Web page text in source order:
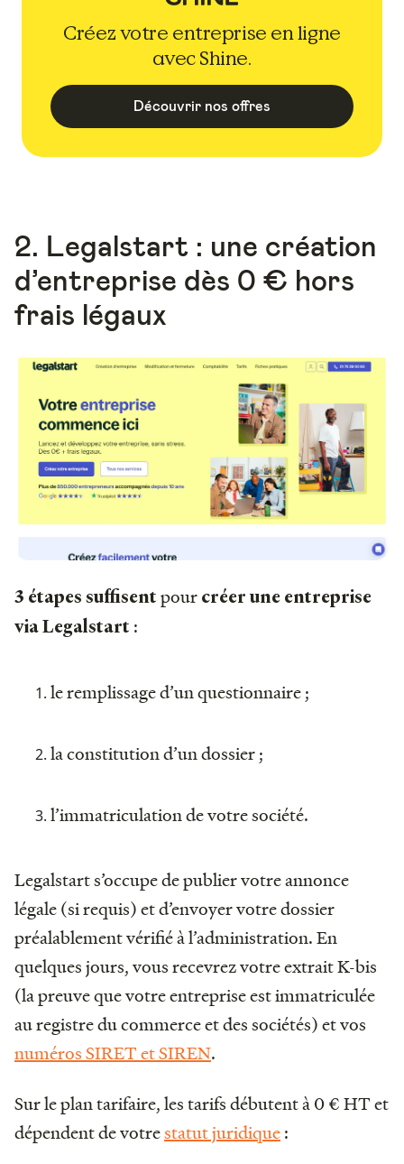
Créez votre entreprise en ligne
avec Shine.
Découvrir nos offres
2. Legalstart : une création
d’entreprise dès 0 € hors
frais légaux
3 étapes suffisent pour créer une entreprise
via Legalstart :
le remplissage d’un questionnaire ;
la constitution d’un dossier ;
l’immatriculation de votre société.
Legalstart s’occupe de publier votre annonce
légale (si requis) et d’envoyer votre dossier
préalablement vérifié à l’administration. En
quelques jours, vous recevrez votre extrait K-bis
(la preuve que votre entreprise est immatriculée
au registre du commerce et des sociétés) et vos
numéros SIRET et SIREN.
Sur le plan tarifaire, les tarifs débutent à 0 € HT et
dépendent de votrestatut juridique: